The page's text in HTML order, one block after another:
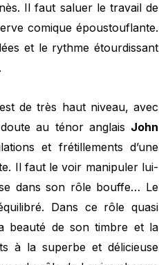
Il faut saluer le travail de
comique époustouflante.
et le rythme étourdissant
de très haut niveau, avec
au ténor anglais John
et frétillements d’une
Il faut le voir manipuler lui-
dans son rôle bouffe… Le
Dans ce rôle quasi
beauté de son timbre et la
à la superbe et délicieuse